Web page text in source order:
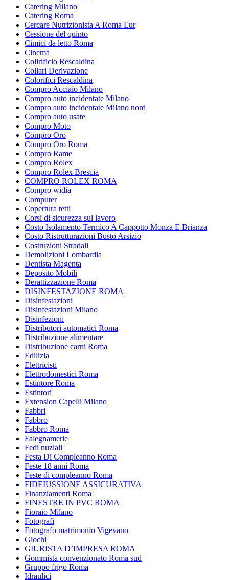
Catering Milano
Catering Roma
Cercare Nutrizionista A Roma Eur
Cessione del quinto
Cimici da letto Roma
Cinema
Colirificio Rescaldina
Collari Derivazione
Colorifici Rescaldina
Compro Acciaio Milano
Compro auto incidentate Milano
Compro auto incidentate Milano nord
Compro auto usate
Compro Moto
Compro Oro
Compro Oro Roma
Compro Rame
Compro Rolex
Compro Rolex Brescia
COMPRO ROLEX ROMA
Compro widia
Computer
Copertura tetti
Corsi di sicurezza sul lavoro
Costo Isolamento Termico A Cappotto Monza E Brianza
Costo Ristrutturazioni Busto Arsizio
Costruzioni Stradali
Demolizioni Lombardia
Dentista Magenta
Deposito Mobili
Derattizzazione Roma
DISINFESTAZIONE ROMA
Disinfestazioni
Disinfestazioni Milano
Disinfezioni
Distributori automatici Roma
Distribuzione alimentare
Distribuzione carni Roma
Edilizia
Elettricisti
Elettrodomestici Roma
Estintore Roma
Estintori
Extension Capelli Milano
Fabbri
Fabbro
Fabbro Roma
Falegnamerie
Fedi nuziali
Festa Di Compleanno Roma
Feste 18 anni Roma
Feste di compleanno Roma
FIDEIUSSIONE ASSICURATIVA
Finanziamenti Roma
FINESTRE IN PVC ROMA
Fioraio Milano
Fotografi
Fotografo matrimonio Vigevano
Giochi
GIURISTA D’IMPRESA ROMA
Gommista convenzionato Roma sud
Gruppo frigo Roma
Idraulici